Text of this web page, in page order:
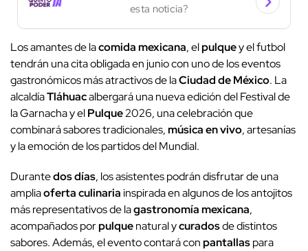
esta noticia?
Los amantes de lacomida mexicana, elpulquey el futbol
tendrán una cita obligada en junio con uno de los eventos
gastronómicos más atractivos de laCiudad de México. La
alcaldíaTláhuacalbergará una nueva edición del Festival de
la Garnacha y elPulque2026, una celebración que
combinará sabores tradicionales,música en vivo, artesanías
y la emoción de los partidos del Mundial.
Durantedos días, los asistentes podrán disfrutar de una
ampliaoferta culinariainspirada en algunos de los antojitos
más representativos de lagastronomía mexicana,
acompañados porpulquenatural ycuradosde distintos
sabores. Además, el evento contará conpantallaspara